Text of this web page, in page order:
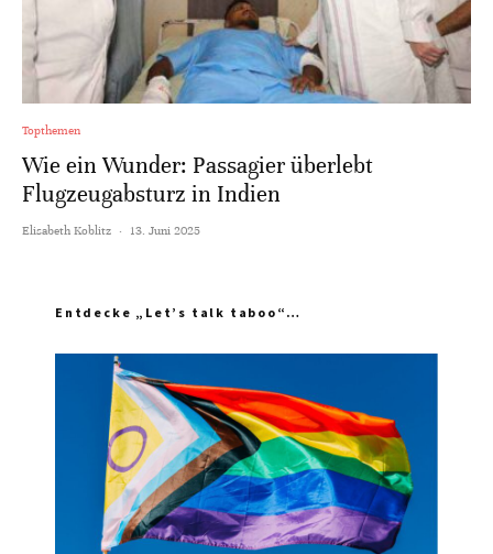
Topthemen
Wie ein Wunder: Passagier überlebt
Flugzeugabsturz in Indien
Elisabeth Koblitz · 13. Juni 2025
Entdecke „Let’s talk taboo“…